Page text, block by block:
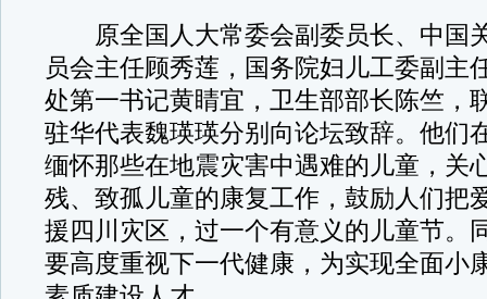
原全国人大常委会副委员长、中国
员会主任顾秀莲，国务院妇儿工委副主
处第一书记黄睛宜，卫生部部长陈竺，
驻华代表魏瑛瑛分别向论坛致辞。他们
缅怀那些在地震灾害中遇难的儿童，关
残、致孤儿童的康复工作，鼓励人们把
援四川灾区，过一个有意义的儿童节。
要高度重视下一代健康，为实现全面小